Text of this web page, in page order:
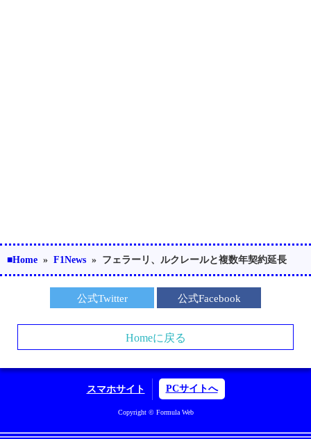
■Home » F1News » フェラーリ、ルクレールと複数年契約延長
公式Twitter 公式Facebook
Homeに戻る
スマホサイト PCサイトへ
Copyright © Formula Web